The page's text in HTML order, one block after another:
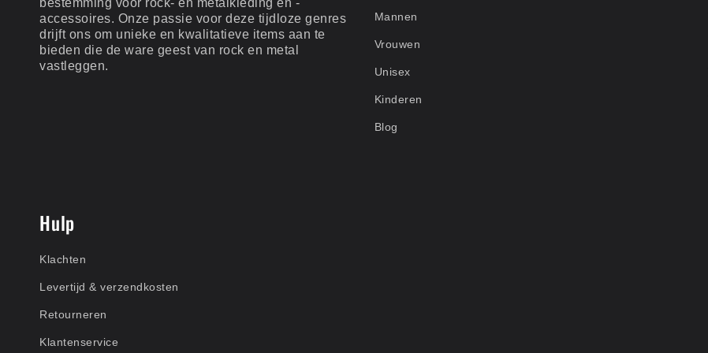
bestemming voor rock- en metalkleding en -
accessoires. Onze passie voor deze tijdloze genres
drijft ons om unieke en kwalitatieve items aan te
bieden die de ware geest van rock en metal
vastleggen.
Mannen
Vrouwen
Unisex
Kinderen
Blog
Hulp
Klachten
Levertijd & verzendkosten
Retourneren
Klantenservice